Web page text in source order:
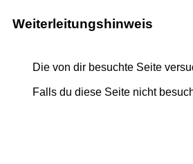
Weiterleitungshinweis
Die von dir besuchte Seite
Falls du diese Seite nicht